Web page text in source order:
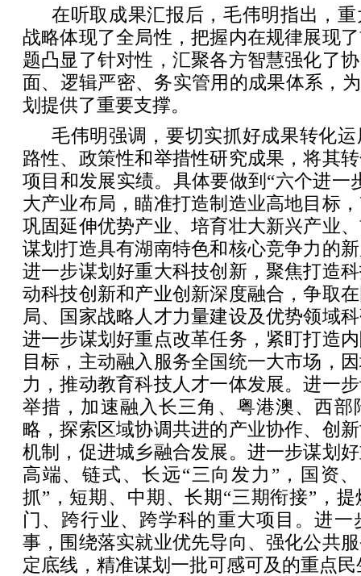
在听取成果汇报后，毛伟明指出，
战略体现了全局性，把握内在规律展现
题凸显了针对性，汇聚各方智慧强化了
面、逻辑严密、务实管用的成果体系，
划提供了重要支撑。
毛伟明强调，要切实抓好成果转化
路性、政策性和举措性研究成果，将其
项目和发展实绩。具体要做到“六个进一
大产业布局，瞄准打造制造业高地目标
巩固延伸优势产业、培育壮大新兴产业
谋划打造具有湖南特色和核心竞争力的
进一步谋划好重大科技创新，聚焦打造
动科技创新和产业创新深度融合，争取
局、国家战略人才力量建设及优势领域
进一步谋划好重点改革任务，紧盯打造
目标，主动融入服务全国统一大市场，
力，推动教育科技人才一体发展。进一
举措，加速融入长三角、粤港澳、西部
略，探索区域协调共进的产业协作、创
机制，促进城乡融合发展。进一步谋划
高端、链式、长远“三向发力”，国资
抓”，短期、中期、长期“三期衔接”，
门、跨行业、跨学科的重大项目。进
事，围绕落实就业优先导向、强化公共
定底线，精准谋划一批可感可及的重点